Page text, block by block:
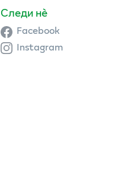
Следи нè
Facebook
Instagram